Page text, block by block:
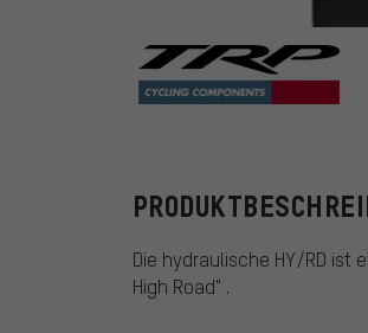
Die hydraulische HY/RD ist
High Road" .